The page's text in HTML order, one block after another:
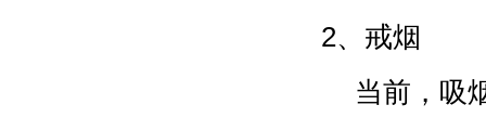
2、戒烟
当前，吸烟